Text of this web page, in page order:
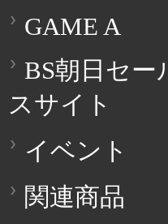
GAME A
BS朝日セー
スサイト
イベント
関連商品